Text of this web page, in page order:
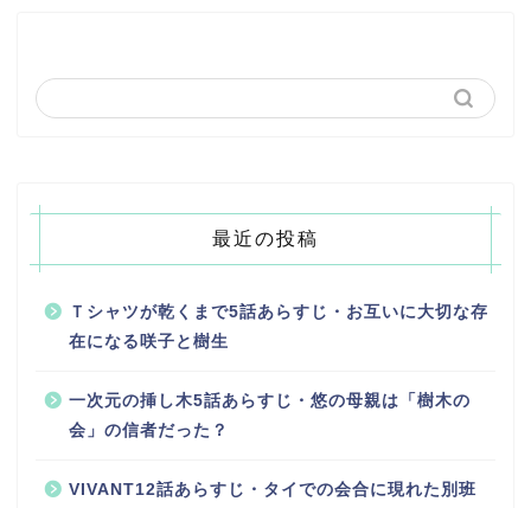
最近の投稿
Ｔシャツが乾くまで5話あらすじ・お互いに大切な存
在になる咲子と樹生
一次元の挿し木5話あらすじ・悠の母親は「樹木の
会」の信者だった？
VIVANT12話あらすじ・タイでの会合に現れた別班